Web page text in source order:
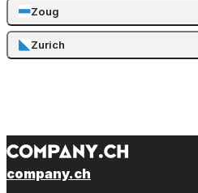
Zoug
Zurich
company.ch